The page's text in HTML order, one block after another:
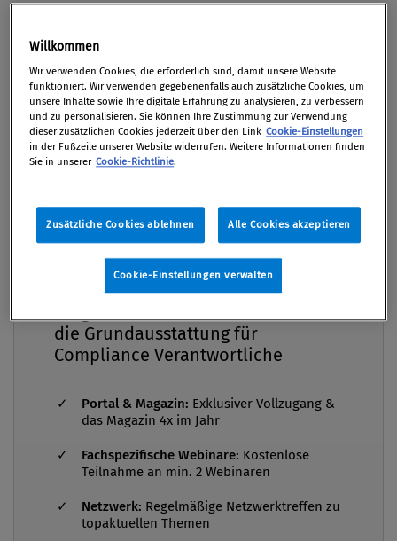
in Kraft getreten und hat alle Betroffenen
intensiv beschäftigt und für Verunsicherung in
später sind die österreichischen Versicherer und
Versicherungsvermittler noch immer von den
Herausforderungen der Umsetzung betroffen.
Hier eine Bilanz über zurückgelegte Meilensteine
Hürden bei der Umsetzung der regulatorischen
Vorgaben.
Mag. Birgit Wastl MA
02. September 2019 / Erschienen in Compliance
Praxis 3/2019, S. 30
In den letzten vier Jahre hat das Thema IDD die
gesamte Versicherungswirtschaft ordentlich auf
Trab gehalten, hat quer durch alle Bereiche vor
allem bei Juristen, Compliance-Verantwortlichen,
dem Vertrieb, den Produktentwicklern und den
Personalabteilungen, aber auch bei selbstständigen
Compliance Praxis Premium
die Grundausstattung für
Compliance Verantwortliche
Portal & Magazin: Exklusiver Vollzugang &
das Magazin 4x im Jahr
Fachspezifische Webinare: Kostenlose
Teilnahme an min. 2 Webinaren
Netzwerk: Regelmäßige Netzwerktreffen zu
topaktuellen Themen
Willkommen
Wir verwenden Cookies, die erforderlich sind, damit unsere Website
funktioniert. Wir verwenden gegebenenfalls auch zusätzliche Cookies, um
unsere Inhalte sowie Ihre digitale Erfahrung zu analysieren, zu verbessern
und zu personalisieren. Sie können Ihre Zustimmung zur Verwendung
dieser zusätzlichen Cookies jederzeit über den Link Cookie-Einstellungen
in der Fußzeile unserer Website widerrufen. Weitere Informationen finden
Sie in unserer Cookie-Richtlinie.
Zusätzliche Cookies ablehnen Alle Cookies akzeptieren
Cookie-Einstellungen verwalten